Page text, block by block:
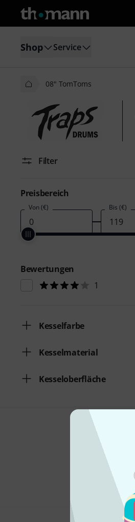
Shop Service
08" TomToms
Filter
Preisbereich
Von (€) Bis (€)
Bewertungen
1
Kesselfarbe
Kesselmaterial
Kesseloberfläche